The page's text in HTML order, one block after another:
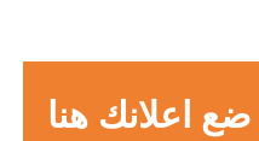
اعلانك هنا